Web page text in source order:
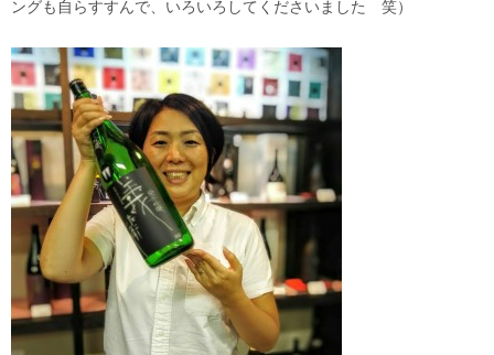
ングも自らすすんで、いろいろしてくださいました 笑）